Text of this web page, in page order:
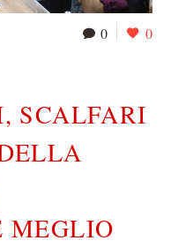
0 0
SCALFARI
MEGLIO